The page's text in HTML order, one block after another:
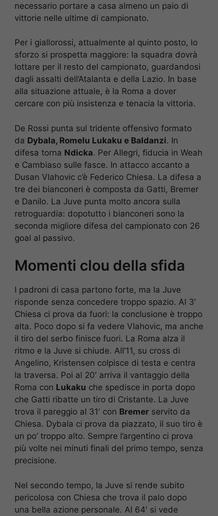
necessario portare a casa almeno un paio di
vittorie nelle ultime di campionato.
Per i giallorossi, attualmente al quinto posto, lo
sforzo si prospetta maggiore: la squadra dovrà
lottare per il resto del campionato, guardandosi
dagli assalti dell’Atalanta e della Lazio. In base
alla situazione attuale, è la Roma a dover
cercare con più insistenza e tenacia la vittoria.
De Rossi punta sul tridente offensivo formato
da Dybala, Romelu Lukaku e Baldanzi. In
difesa torna Ndicka. Per Allegri, fiducia in Weah
e Cambiaso sulle fasce. In attacco accanto a
Dusan Vlahovic c’è Federico Chiesa. La difesa a
tre dei bianconeri è composta da Gatti, Bremer
e Danilo. La Juve punta molto ancora sulla
retroguardia: dopotutto i bianconeri sono la
seconda migliore difesa del campionato con 26
goal al passivo.
Momenti clou della sfida
I padroni di casa partono forte, ma la Juve
risponde senza concedere troppo spazio. Al 3′
Chiesa ci prova da fuori: la conclusione è troppo
alta. Poco dopo si fa vedere Vlahovic, ma anche
il tiro del serbo finisce fuori. La Roma alza il
ritmo e la Juve si chiude. All’11, su cross di
Angelino, Kristensen colpisce di testa e centra
la traversa. Poi al 20′ arriva il vantaggio della
Roma con Lukaku che spedisce in porta dopo
che Gatti ribatte un tiro di Cristante. La Juve
trova il pareggio al 31′ con Bremer servito da
Chiesa. Dybala ci prova da piazzato, il suo tiro è
un po’ troppo alto. Sempre l’argentino ci prova
più volte nei minuti finali del primo tempo, senza
precisione.
Nel secondo tempo, la Juve si rende subito
pericolosa con Chiesa che trova il palo dopo
una bella azione personale. Al 64′ si vede